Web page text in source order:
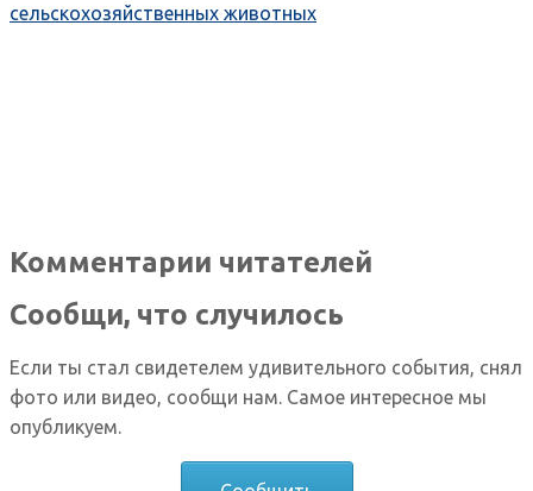
сельскохозяйственных животных
Комментарии читателей
Сообщи, что случилось
Если ты стал свидетелем удивительного события, снял
фото или видео, сообщи нам. Самое интересное мы
опубликуем.